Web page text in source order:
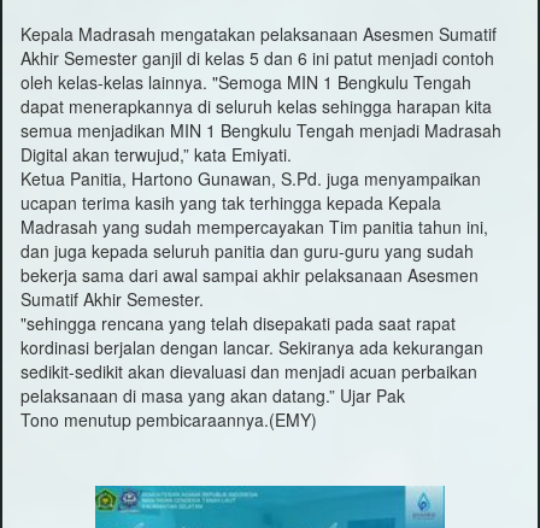
Kepala Madrasah mengatakan pelaksanaan Asesmen Sumatif
Akhir Semester ganjil di kelas 5 dan 6 ini patut menjadi contoh
oleh kelas-kelas lainnya. "Semoga MIN 1 Bengkulu Tengah
dapat menerapkannya di seluruh kelas sehingga harapan kita
semua menjadikan MIN 1 Bengkulu Tengah menjadi Madrasah
Digital akan terwujud,” kata Emiyati.
Ketua Panitia, Hartono Gunawan, S.Pd. juga menyampaikan
ucapan terima kasih yang tak terhingga kepada Kepala
Madrasah yang sudah mempercayakan Tim panitia tahun ini,
dan juga kepada seluruh panitia dan guru-guru yang sudah
bekerja sama dari awal sampai akhir pelaksanaan Asesmen
Sumatif Akhir Semester.
"sehingga rencana yang telah disepakati pada saat rapat
kordinasi berjalan dengan lancar. Sekiranya ada kekurangan
sedikit-sedikit akan dievaluasi dan menjadi acuan perbaikan
pelaksanaan di masa yang akan datang.” Ujar Pak
Tono menutup pembicaraannya.(EMY)